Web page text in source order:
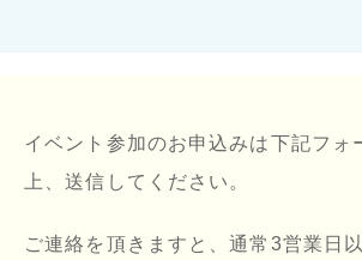
イベント参加のお申込みは下記フォ
上、送信してください。
ご連絡を頂きますと、通常3営業日